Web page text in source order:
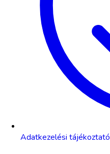
Adatkezelési tájékoztató